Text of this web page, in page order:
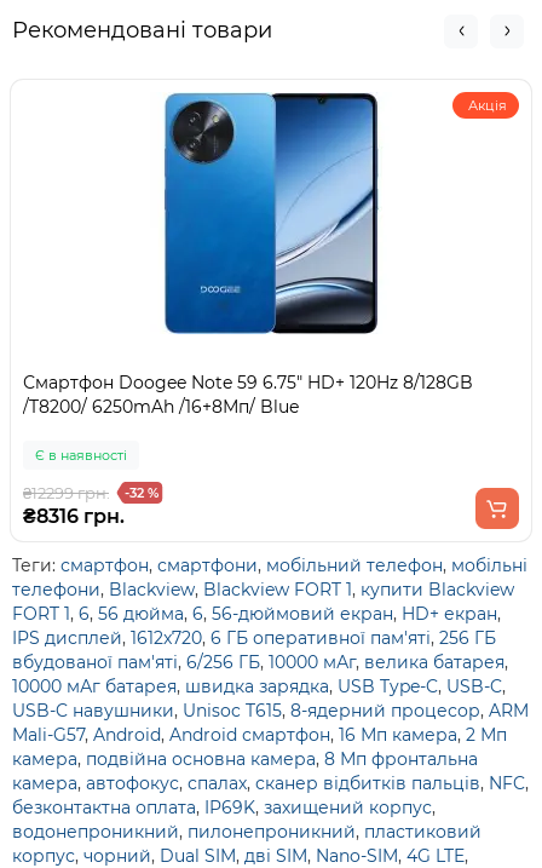
Рекомендовані товари
Акція
Смартфон Doogee Note 59 6.75" HD+ 120Hz 8/128GB
/T8200/ 6250mAh /16+8Мп/ Blue
Є в наявності
₴12299 грн. -32 %
₴8316 грн.
Теги: смартфон, смартфони, мобільний телефон, мобільні
телефони, Blackview, Blackview FORT 1, купити Blackview
FORT 1, 6, 56 дюйма, 6, 56-дюймовий екран, HD+ екран,
IPS дисплей, 1612x720, 6 ГБ оперативної пам'яті, 256 ГБ
вбудованої пам'яті, 6/256 ГБ, 10000 мАг, велика батарея,
10000 мАг батарея, швидка зарядка, USB Type-C, USB-C,
USB-C навушники, Unisoc T615, 8-ядерний процесор, ARM
Mali-G57, Android, Android смартфон, 16 Мп камера, 2 Мп
камера, подвійна основна камера, 8 Мп фронтальна
камера, автофокус, спалах, сканер відбитків пальців, NFC,
безконтактна оплата, IP69K, захищений корпус,
водонепроникний, пилонепроникний, пластиковий
корпус, чорний, Dual SIM, дві SIM, Nano-SIM, 4G LTE,